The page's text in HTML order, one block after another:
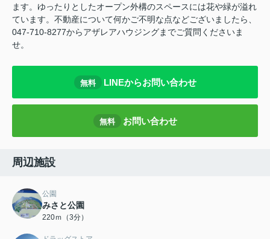
ます。ゆったりとしたオープン外構のスペースには花や緑が溢れ
ています。不動産について何かご不明な点などございましたら、
047-710-8277からアザレアハウジングまでご質問くださいま
せ。
無料 LINEからお問い合わせ
無料 お問い合わせ
周辺施設
公園
みさと公園
220ｍ（3分）